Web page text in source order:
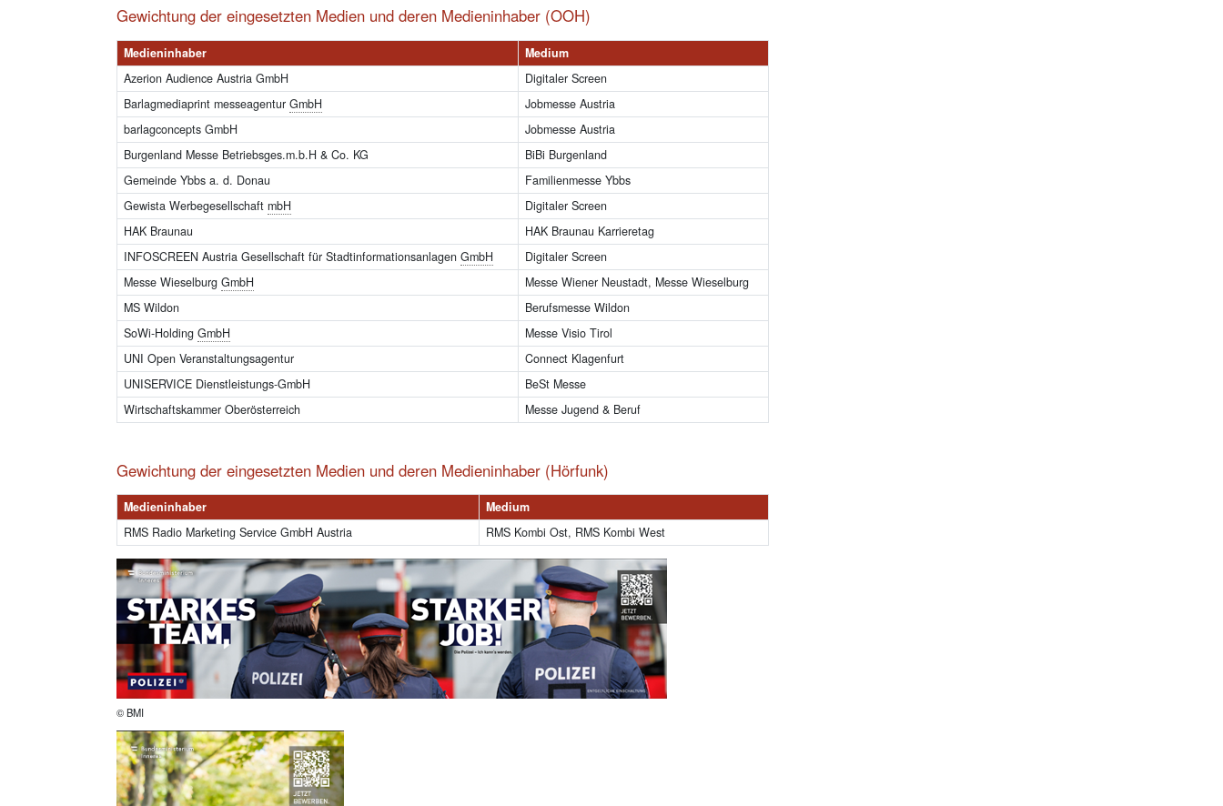
Gewichtung der eingesetzten Medien und deren Medieninhaber (OOH)
Medieninhaber
Medium
Azerion Audience Austria GmbH
Digitaler Screen
Barlagmediaprint messeagentur GmbH
Jobmesse Austria
barlagconcepts GmbH
Jobmesse Austria
Burgenland Messe Betriebsges.m.b.H & Co. KG
BiBi Burgenland
Gemeinde Ybbs a. d. Donau
Familienmesse Ybbs
Gewista Werbegesellschaft mbH
Digitaler Screen
HAK Braunau
HAK Braunau Karrieretag
INFOSCREEN Austria Gesellschaft für Stadtinformationsanlagen GmbH
Digitaler Screen
Messe Wieselburg GmbH
Messe Wiener Neustadt, Messe Wieselburg
MS Wildon
Berufsmesse Wildon
SoWi-Holding GmbH
Messe Visio Tirol
UNI Open Veranstaltungsagentur
Connect Klagenfurt
UNISERVICE Dienstleistungs-GmbH
BeSt Messe
Wirtschaftskammer Oberösterreich
Messe Jugend & Beruf
Gewichtung der eingesetzten Medien und deren Medieninhaber (Hörfunk)
Medieninhaber
Medium
RMS Radio Marketing Service GmbH Austria
RMS Kombi Ost, RMS Kombi West
© BMI